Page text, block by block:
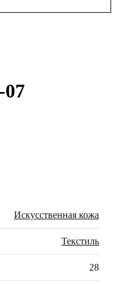
Искусственная кожа
Текстиль
28